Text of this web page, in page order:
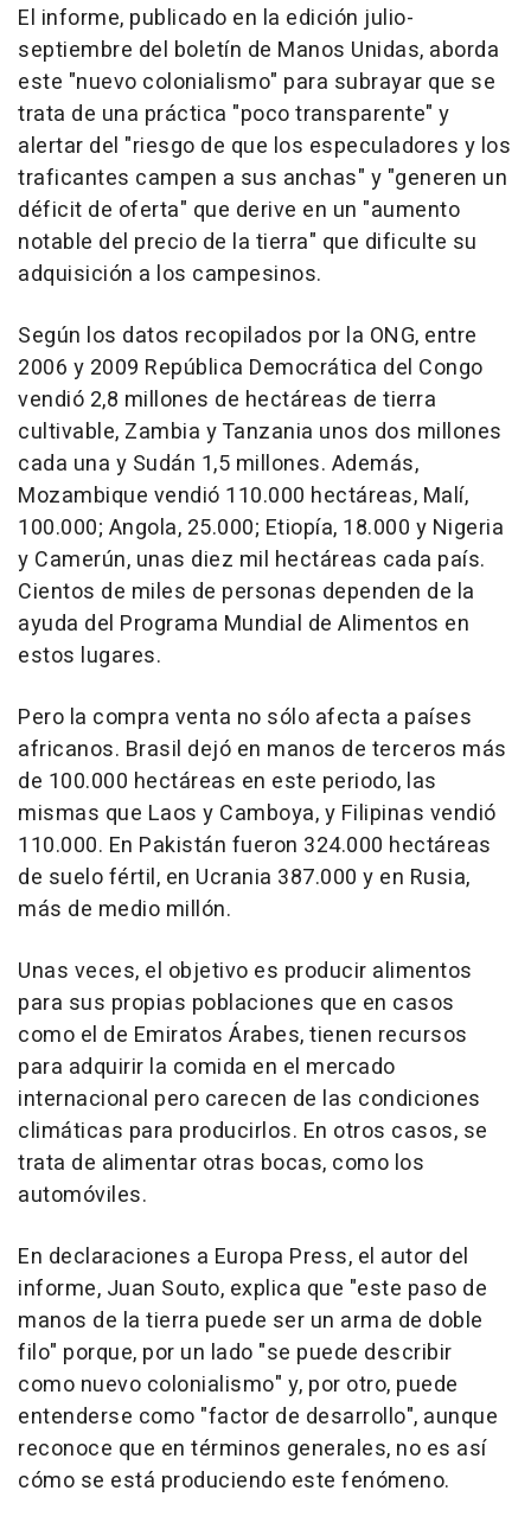
El informe, publicado en la edición julio-
septiembre del boletín de Manos Unidas, aborda
este "nuevo colonialismo" para subrayar que se
trata de una práctica "poco transparente" y
alertar del "riesgo de que los especuladores y los
traficantes campen a sus anchas" y "generen un
déficit de oferta" que derive en un "aumento
notable del precio de la tierra" que dificulte su
adquisición a los campesinos.
Según los datos recopilados por la ONG, entre
2006 y 2009 República Democrática del Congo
vendió 2,8 millones de hectáreas de tierra
cultivable, Zambia y Tanzania unos dos millones
cada una y Sudán 1,5 millones. Además,
Mozambique vendió 110.000 hectáreas, Malí,
100.000; Angola, 25.000; Etiopía, 18.000 y Nigeria
y Camerún, unas diez mil hectáreas cada país.
Cientos de miles de personas dependen de la
ayuda del Programa Mundial de Alimentos en
estos lugares.
Pero la compra venta no sólo afecta a países
africanos. Brasil dejó en manos de terceros más
de 100.000 hectáreas en este periodo, las
mismas que Laos y Camboya, y Filipinas vendió
110.000. En Pakistán fueron 324.000 hectáreas
de suelo fértil, en Ucrania 387.000 y en Rusia,
más de medio millón.
Unas veces, el objetivo es producir alimentos
para sus propias poblaciones que en casos
como el de Emiratos Árabes, tienen recursos
para adquirir la comida en el mercado
internacional pero carecen de las condiciones
climáticas para producirlos. En otros casos, se
trata de alimentar otras bocas, como los
automóviles.
En declaraciones a Europa Press, el autor del
informe, Juan Souto, explica que "este paso de
manos de la tierra puede ser un arma de doble
filo" porque, por un lado "se puede describir
como nuevo colonialismo" y, por otro, puede
entenderse como "factor de desarrollo", aunque
reconoce que en términos generales, no es así
cómo se está produciendo este fenómeno.